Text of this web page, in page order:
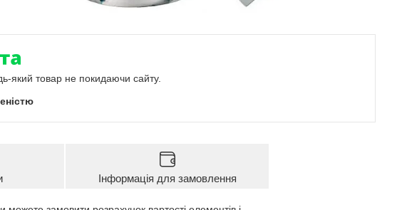
який товар не покидаючи сайту.
Інформація для замовлення